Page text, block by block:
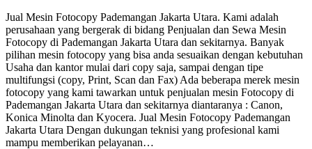
Jual Mesin Fotocopy Pademangan Jakarta Utara. Kami adalah
perusahaan yang bergerak di bidang Penjualan dan Sewa Mesin
Fotocopy di Pademangan Jakarta Utara dan sekitarnya. Banyak
pilihan mesin fotocopy yang bisa anda sesuaikan dengan kebutuhan
Usaha dan kantor mulai dari copy saja, sampai dengan tipe
multifungsi (copy, Print, Scan dan Fax) Ada beberapa merek mesin
fotocopy yang kami tawarkan untuk penjualan mesin Fotocopy di
Pademangan Jakarta Utara dan sekitarnya diantaranya : Canon,
Konica Minolta dan Kyocera. Jual Mesin Fotocopy Pademangan
Jakarta Utara Dengan dukungan teknisi yang profesional kami
mampu memberikan pelayanan…